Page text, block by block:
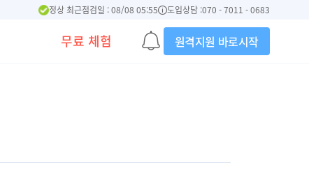
정상 최근점검일 : 08/08 05:55 도입상담 :070 - 7011 - 0683
무료 체험 원격지원 바로시작